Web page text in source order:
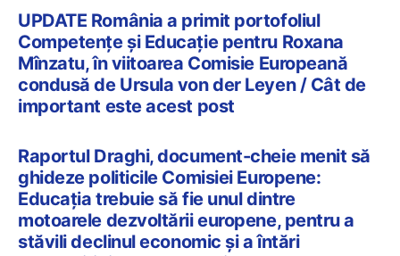
UPDATE România a primit portofoliul
Competențe și Educație pentru Roxana
Mînzatu, în viitoarea Comisie Europeană
condusă de Ursula von der Leyen / Cât de
important este acest post
Raportul Draghi, document-cheie menit să
ghideze politicile Comisiei Europene:
Educația trebuie să fie unul dintre
motoarele dezvoltării europene, pentru a
stăvili declinul economic și a întări